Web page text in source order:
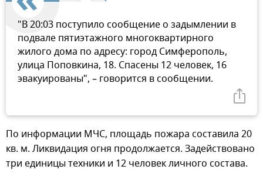
"В 20:03 поступило сообщение о задымлении в
подвале пятиэтажного многоквартирного
жилого дома по адресу: город Симферополь,
улица Поповкина, 18. Спасены 12 человек, 16
эвакуированы", – говорится в сообщении.
По информации МЧС, площадь пожара составила 20
кв. м. Ликвидация огня продолжается. Задействовано
три единицы техники и 12 человек личного состава.